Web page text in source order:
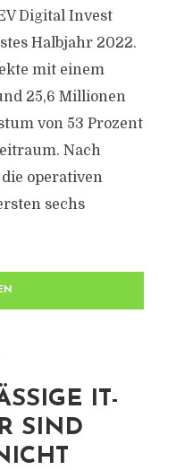
Digital Invest
Halbjahr 2022.
mit einem
25,6 Millionen
von 53 Prozent
Nach
operativen
sechs
IT-
SIND